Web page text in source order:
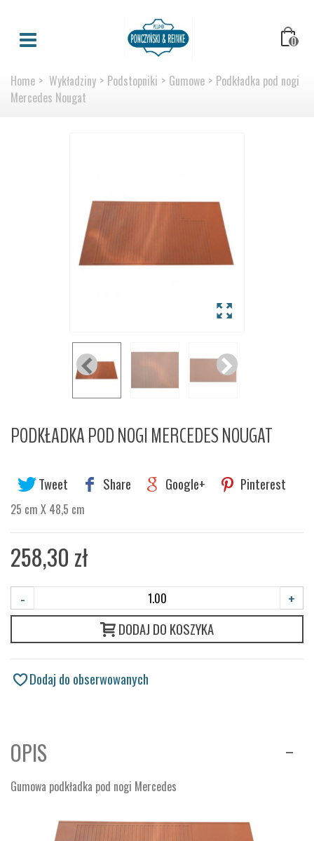
0
Home > Wykładziny > Podstopniki > Gumowe > Podkładka pod nogi
Mercedes Nougat
PODKŁADKA POD NOGI MERCEDES NOUGAT
Tweet Share Google+ Pinterest
25 cm X 48,5 cm
258,30 zł
- +
DODAJ DO KOSZYKA
Dodaj do obserwowanych
OPIS
Gumowa podkładka pod nogi Mercedes